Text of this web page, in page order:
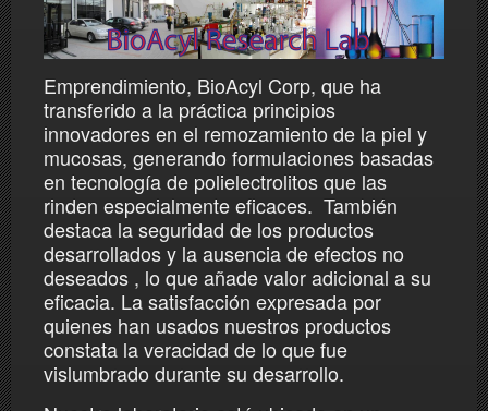
Emprendimiento, BioAcyl Corp, que ha
transferido a la práctica principios
innovadores en el remozamiento de la piel y
mucosas, generando formulaciones basadas
en tecnología de polielectrolitos que las
rinden especialmente eficaces. También
destaca la seguridad de los productos
desarrollados y la ausencia de efectos no
deseados , lo que añade valor adicional a su
eficacia. La satisfacción expresada por
quienes han usados nuestros productos
constata la veracidad de lo que fue
vislumbrado durante su desarrollo.